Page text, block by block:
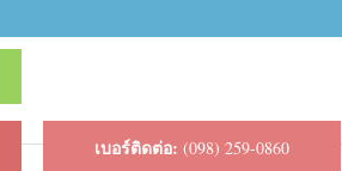
เบอร์ติดต่อ: (098) 259-0860